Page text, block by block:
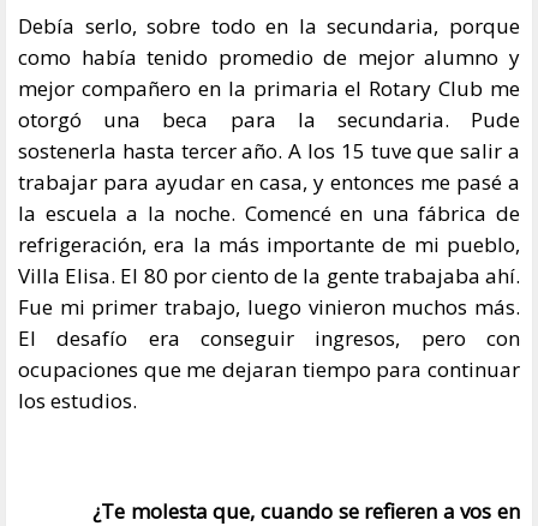
Debía serlo, sobre todo en la secundaria, porque
como había tenido promedio de mejor alumno y
mejor compañero en la primaria el Rotary Club me
otorgó una beca para la secundaria. Pude
sostenerla hasta tercer año. A los 15 tuve que salir a
trabajar para ayudar en casa, y entonces me pasé a
la escuela a la noche. Comencé en una fábrica de
refrigeración, era la más importante de mi pueblo,
Villa Elisa. El 80 por ciento de la gente trabajaba ahí.
Fue mi primer trabajo, luego vinieron muchos más.
El desafío era conseguir ingresos, pero con
ocupaciones que me dejaran tiempo para continuar
los estudios.
¿Te molesta que, cuando se refieren a vos en